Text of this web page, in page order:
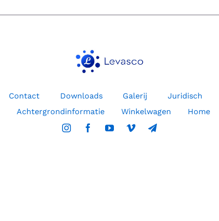
Contact Downloads Galerij
Juridisch
Achtergrondinformatie
Winkelwagen Home